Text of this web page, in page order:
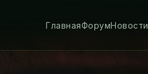
ГлавнаяФорумНовости